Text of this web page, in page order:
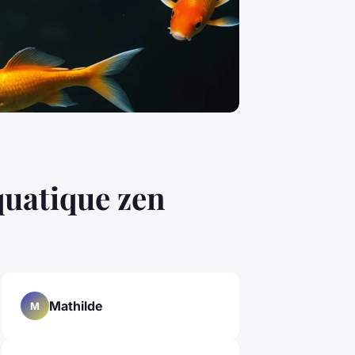
zen
M Mathilde